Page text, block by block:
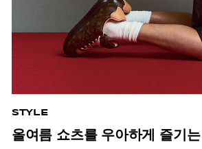
STYLE
올여름 쇼츠를 우아하게 즐기는